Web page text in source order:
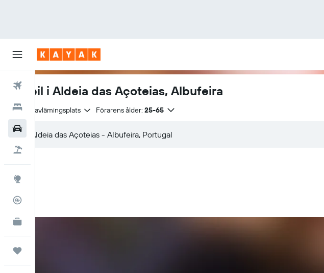
Flyg
Hotell
Hyrbil i Aldeia das Açoteias, Albufeira
Samma avlämingsplats Förarens ålder: 25-65